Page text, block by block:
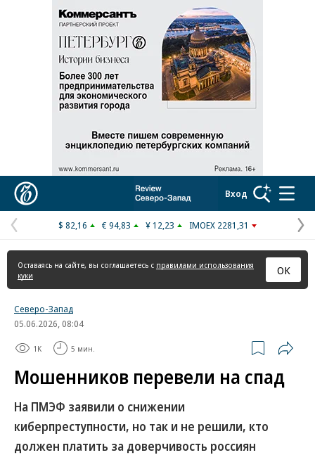
Реклама в «Ъ» www.kommersant.ru/ad
Вход
Предыдущая
страница
$ 82,16 € 94,83 ¥ 12,23 IMOEX 2281,31
Оставаясь на сайте, вы соглашаетесь с правилами использования
куки
ОК
Северо-Запад
05.06.2026, 08:04
1K 5 мин.
Мошенников перевели на спад
На ПМЭФ заявили о снижении
киберпреступности, но так и не решили, кто
должен платить за доверчивость россиян